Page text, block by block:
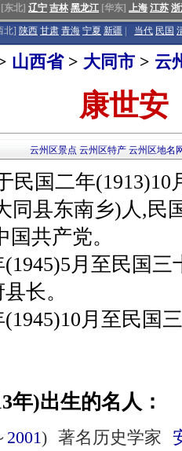
[东北] 辽宁 吉林 黑龙江 [华东] 上海 江苏
北] 陕西 甘肃 青海 宁夏 新疆 当代 民国
山西省> 大同市 > 云
康世安
云州区景点 云州区特产 云州区地名
国二年(1913)10
同县东南乡)人,民
共产党。
月至民国三
长。
月至民国三
)出生的名人：
2001) 著名历史学家